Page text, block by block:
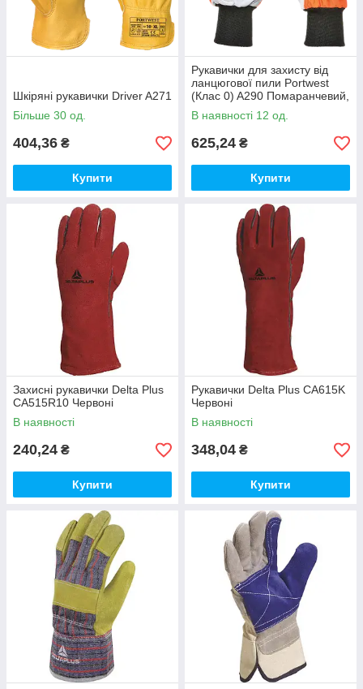
Шкіряні рукавички Driver A271
Більше 30 од.
404,36 ₴
Купити
Рукавички для захисту від
ланцюгової пили Portwest
(Клас 0) A290 Помаранчевий,
L
В наявності 12 од.
625,24 ₴
Купити
Захисні рукавички Delta Plus
CA515R10 Червоні
В наявності
240,24 ₴
Купити
Рукавички Delta Plus CA615K
Червоні
В наявності
348,04 ₴
Купити